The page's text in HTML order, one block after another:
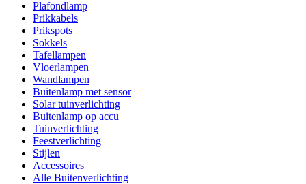
Plafondlamp
Prikkabels
Prikspots
Sokkels
Tafellampen
Vloerlampen
Wandlampen
Buitenlamp met sensor
Solar tuinverlichting
Buitenlamp op accu
Tuinverlichting
Feestverlichting
Stijlen
Accessoires
Alle Buitenverlichting